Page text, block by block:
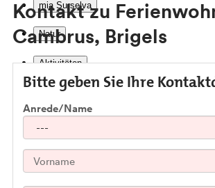
mia Surselva
Natur
Aktivitäten
Events
Service & Kontakt
Unterkünfte
Kontakt zu
Cambrus, Brigels
Bitte geben Sie Ihre
Anrede/Name